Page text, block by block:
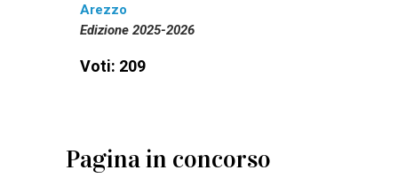
Arezzo
Edizione 2025-2026
Voti: 209
Pagina in concorso